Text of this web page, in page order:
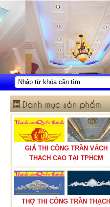
Danh mục sản phẩm
GIÁ THI CÔNG TRẦN VÁCH
THẠCH CAO TẠI TPHCM
THỢ THI CÔNG TRẦN THẠCH